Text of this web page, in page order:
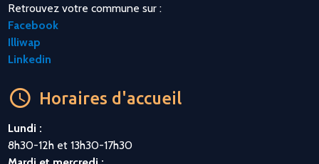
Retrouvez votre commune sur :
Facebook
Illiwap
Linkedin
Horaires d'accueil
Lundi :
8h30-12h et 13h30-17h30